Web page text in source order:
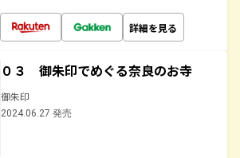
詳細を見る
０３ 御朱印でめぐる奈良のお寺
御朱印
2024.06.27 発売